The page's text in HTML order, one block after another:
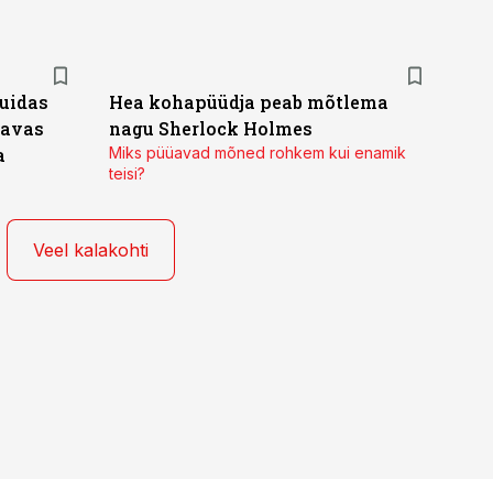
Hea kohapüüdja peab mõtlema
nagu Sherlock Holmes
Miks püüavad mõned rohkem kui enamik
teisi?
Veel kalakohti